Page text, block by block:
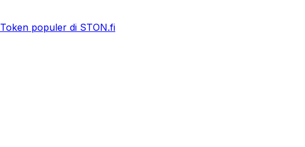
Token populer di STON.fi